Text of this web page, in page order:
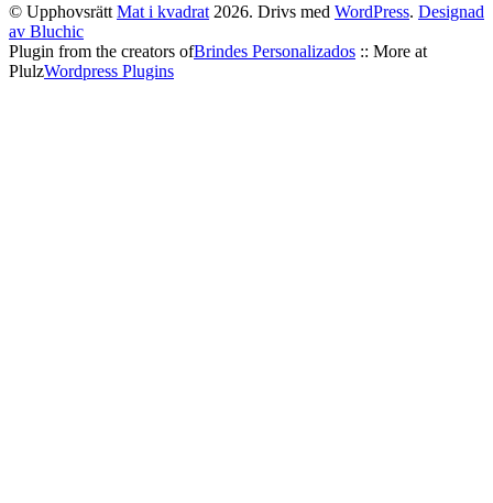
© Upphovsrätt Mat i kvadrat 2026. Drivs med WordPress. Designad
av Bluchic
Plugin from the creators ofBrindes Personalizados :: More at
PlulzWordpress Plugins